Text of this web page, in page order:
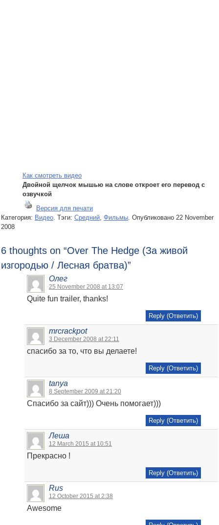
Как смотреть видео
Двойной щелчок мышью на слове откроет его перевод с
озвучкой
Версия для печати
Категория: Видео. Тэги: Средний, Фильмы. Опубликовано 22 November
2008
6 thoughts on “Over The Hedge (За живой
изгородью / Лесная братва)”
Олег
25 November 2008 at 13:07
Quite fun trailer, thanks!
Reply (Ответить)
mrcrackpot
3 December 2008 at 22:11
спасибо за то, что вы делаете!
Reply (Ответить)
tanya
8 September 2009 at 21:20
Спасибо за сайт))) Очень помогает)))
Reply (Ответить)
Леша
12 March 2015 at 10:51
Прекрасно !
Reply (Ответить)
Rus
12 October 2015 at 2:38
Awesome